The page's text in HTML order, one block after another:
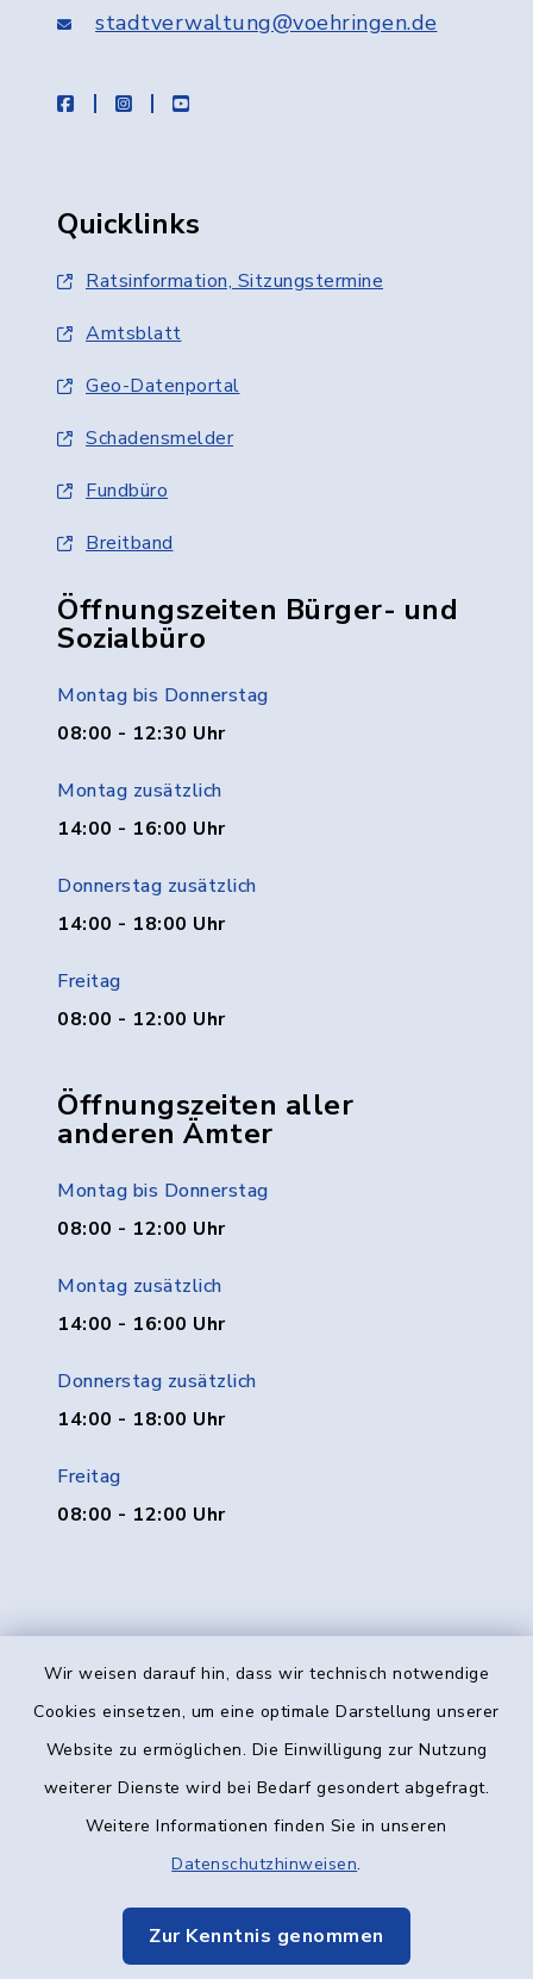
Wir weisen darauf hin, dass wir technisch notwendige
Cookies einsetzen, um eine optimale Darstellung unserer
Website zu ermöglichen. Die Einwilligung zur Nutzung
weiterer Dienste wird bei Bedarf gesondert abgefragt.
Weitere Informationen finden Sie in unseren
Datenschutzhinweisen.
Zur Kenntnis genommen
stadtverwaltung@voehringen.de
facebookinstagramyoutube
Quicklinks
Ratsinformation, Sitzungstermine
Amtsblatt
Geo-Datenportal
Schadensmelder
Fundbüro
Breitband
Öffnungszeiten Bürger- und
Sozialbüro
Montag bis Donnerstag
08:00 - 12:30 Uhr
Montag zusätzlich
14:00 - 16:00 Uhr
Donnerstag zusätzlich
14:00 - 18:00 Uhr
Freitag
08:00 - 12:00 Uhr
Öffnungszeiten aller
anderen Ämter
Montag bis Donnerstag
08:00 - 12:00 Uhr
Montag zusätzlich
14:00 - 16:00 Uhr
Donnerstag zusätzlich
14:00 - 18:00 Uhr
Freitag
08:00 - 12:00 Uhr
Kontakt
Datenschutz
Elektronische Kommunikation